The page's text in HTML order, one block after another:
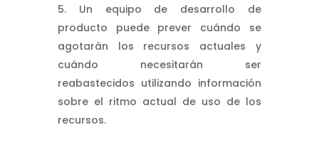
Un equipo de desarrollo de
producto puede prever cuándo se
agotarán los recursos actuales y
cuándo necesitarán ser
reabastecidos utilizando información
sobre el ritmo actual de uso de los
recursos.